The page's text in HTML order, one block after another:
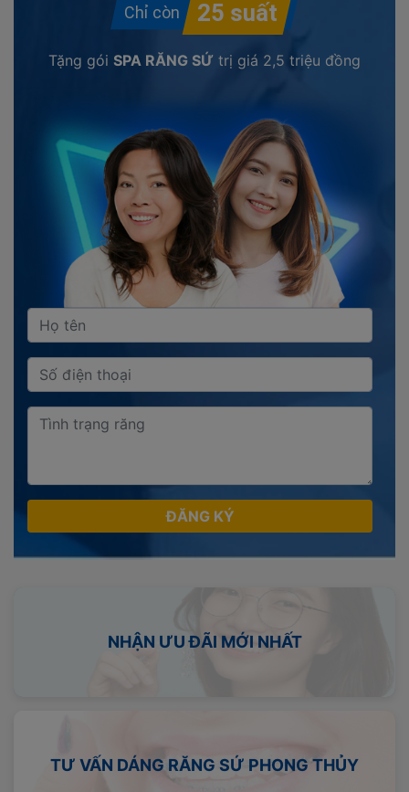
Tặng gói SPA RĂNG SỨ trị giá 2,5 triệu đồng
ĐĂNG KÝ
NHẬN ƯU ĐÃI MỚI NHẤT
TƯ VẤN DÁNG RĂNG SỨ PHONG THỦY